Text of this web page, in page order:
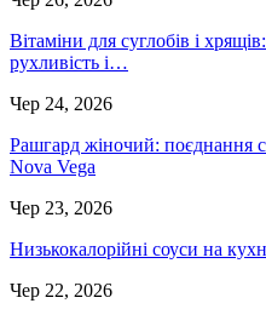
Вітаміни для суглобів і
рухливість і…
Чер 24, 2026
Рашгард жіночий: поєднання
Nova Vega
Чер 23, 2026
Низькокалорійні соуси на
Чер 22, 2026